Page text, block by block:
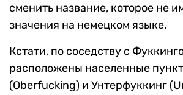
сменить название, которое не
значения на немецком языке.
Кстати, по соседству с
расположены населенные
(Oberfucking) и Унтерфуккинг